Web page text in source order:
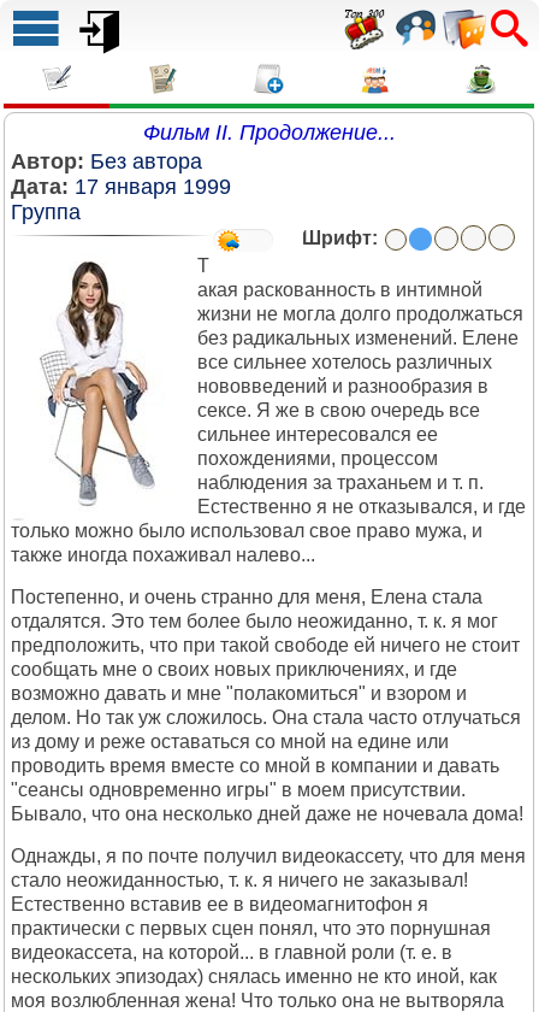
Фильм II. Продолжение...
Автор: Без автора
Дата: 17 января 1999
Группа
Шрифт:
Т
акая раскованность в интимной
жизни не могла долго продолжаться
без радикальных изменений. Елене
все сильнее хотелось различных
нововведений и разнообразия в
сексе. Я же в свою очередь все
сильнее интересовался ее
похождениями, процессом
наблюдения за траханьем и т. п.
Естественно я не отказывался, и где
только можно было использовал свое право мужа, и
также иногда похаживал налево...
Постепенно, и очень странно для меня, Елена стала
отдалятся. Это тем более было неожиданно, т. к. я мог
предположить, что при такой свободе ей ничего не стоит
сообщать мне о своих новых приключениях, и где
возможно давать и мне "полакомиться" и взором и
делом. Но так уж сложилось. Она стала часто отлучаться
из дому и реже оставаться со мной на едине или
проводить время вместе со мной в компании и давать
"сеансы одновременно игры" в моем присутствии.
Бывало, что она несколько дней даже не ночевала дома!
Однажды, я по почте получил видеокассету, что для меня
стало неожиданностью, т. к. я ничего не заказывал!
Естественно вставив ее в видеомагнитофон я
практически с первых сцен понял, что это порнушная
видеокассета, на которой... в главной роли (т. е. в
нескольких эпизодах) снялась именно не кто иной, как
моя возлюбленная жена! Что только она не вытворяла